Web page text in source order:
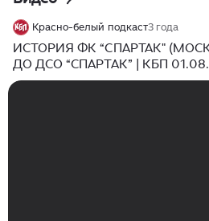
Красно-белый подкаст3 года
ИСТОРИЯ ФК “СПАРТАК"
ДО ДСО “СПАРТАК” | КБП